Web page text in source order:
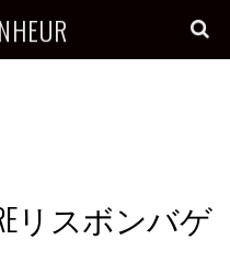
リスボンバゲ